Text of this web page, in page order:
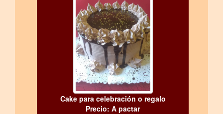
Cake para celebración o regalo
Precio: A pactar